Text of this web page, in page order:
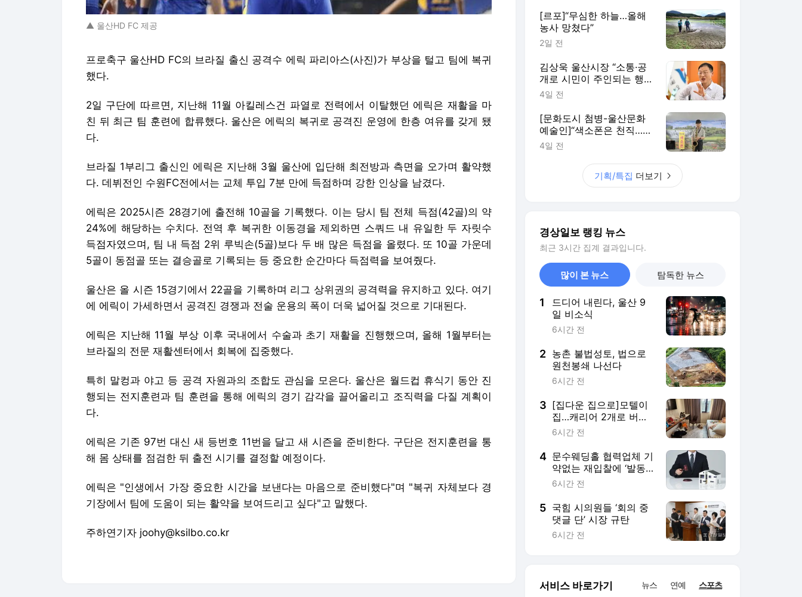
▲ 울산HD FC 제공
프로축구 울산HD FC의 브라질 출신 공격수 에릭 파리아스(사진)가 부상을 털고 팀에 복귀
했다.
2일 구단에 따르면, 지난해 11월 아킬레스건 파열로 전력에서 이탈했던 에릭은 재활을 마
친 뒤 최근 팀 훈련에 합류했다. 울산은 에릭의 복귀로 공격진 운영에 한층 여유를 갖게 됐
다.
브라질 1부리그 출신인 에릭은 지난해 3월 울산에 입단해 최전방과 측면을 오가며 활약했
다. 데뷔전인 수원FC전에서는 교체 투입 7분 만에 득점하며 강한 인상을 남겼다.
에릭은 2025시즌 28경기에 출전해 10골을 기록했다. 이는 당시 팀 전체 득점(42골)의 약
24%에 해당하는 수치다. 전역 후 복귀한 이동경을 제외하면 스쿼드 내 유일한 두 자릿수
득점자였으며, 팀 내 득점 2위 루빅손(5골)보다 두 배 많은 득점을 올렸다. 또 10골 가운데
5골이 동점골 또는 결승골로 기록되는 등 중요한 순간마다 득점력을 보여줬다.
울산은 올 시즌 15경기에서 22골을 기록하며 리그 상위권의 공격력을 유지하고 있다. 여기
에 에릭이 가세하면서 공격진 경쟁과 전술 운용의 폭이 더욱 넓어질 것으로 기대된다.
에릭은 지난해 11월 부상 이후 국내에서 수술과 초기 재활을 진행했으며, 올해 1월부터는
브라질의 전문 재활센터에서 회복에 집중했다.
특히 말컹과 야고 등 공격 자원과의 조합도 관심을 모은다. 울산은 월드컵 휴식기 동안 진
행되는 전지훈련과 팀 훈련을 통해 에릭의 경기 감각을 끌어올리고 조직력을 다질 계획이
다.
에릭은 기존 97번 대신 새 등번호 11번을 달고 새 시즌을 준비한다. 구단은 전지훈련을 통
해 몸 상태를 점검한 뒤 출전 시기를 결정할 예정이다.
에릭은 "인생에서 가장 중요한 시간을 보낸다는 마음으로 준비했다"며 "복귀 자체보다 경
기장에서 팀에 도움이 되는 활약을 보여드리고 싶다"고 말했다.
주하연기자 joohy@ksilbo.co.kr
[르포]“무심한 하늘…올해
농사 망쳤다”
2일 전
김상욱 울산시장 “소통·공
개로 시민이 주인되는 행
정”
4일 전
[문화도시 첨병-울산문화
예술인]“색소폰은 천직…건
강 허락하는 날까지 연주”
4일 전
기획/특집 더보기
경상일보 랭킹 뉴스
최근 3시간 집계 결과입니다.
많이 본 뉴스 탐독한 뉴스
1
드디어 내린다, 울산 9
일 비소식
6시간 전
2 농촌 불법성토, 법으로
원천봉쇄 나선다
6시간 전
3 [집다운 집으로]모텔이
집…캐리어 2개로 버티
는 힘겨운 나날
6시간 전
4 문수웨딩홀 협력업체 기
약없는 재입찰에 ‘발동
동’
6시간 전
5 국힘 시의원들 ‘회의 중
댓글 단’ 시장 규탄
6시간 전
서비스 바로가기 뉴스 연예 스포츠